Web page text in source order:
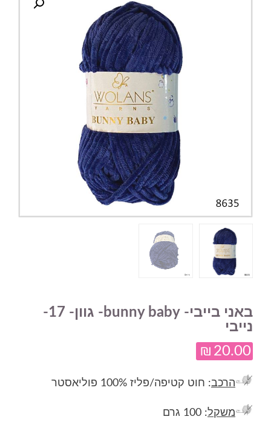
באני בייבי- bunny baby- גוון- 17-
נייבי
₪ 20.00
הרכב: חוט קטיפה/פליז 100% פוליאסטר
משקל: 100 גרם